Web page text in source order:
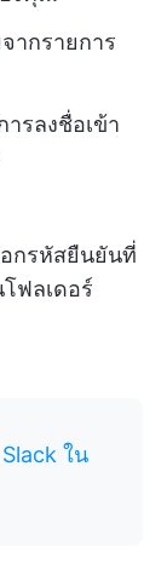
ากรายการ
รลงชื่อเข้า
กรหัสยืนยันที่
ฟลเดอร์
ใน